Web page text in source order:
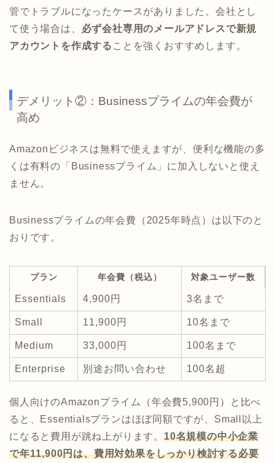
管でトラブルになったケースがありました。会社とし
て使う場合は、 必ず会社専用のメールアドレスで新規
アカウントを作成する ことを強くおすすめします。
デメリット②：Businessプライムの年会費が
高め
Amazonビジネスは無料で使えますが、便利な機能の多
くは有料の「Businessプライム」に加入しないと使え
ません。
Businessプライムの年会費（2025年時点）は以下のと
おりです。
プラン 年会費（税込） 対象ユーザー数
Essentials 4,900円 3名まで
Small 11,900円 10名まで
Medium 33,000円 100名まで
Enterprise 別途お問い合わせ 100名超
個人向けのAmazonプライム（年会費5,900円）と比べ
ると、Essentialsプランはほぼ同額ですが、Small以上
になると費用が跳ね上がります。 10名規模の中小企業
で年11,900円は、費用対効果をしっかり検討する必要